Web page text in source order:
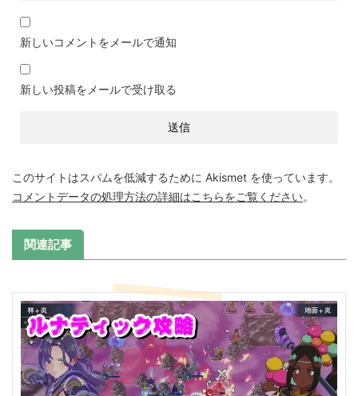
新しいコメントをメールで通知
新しい投稿をメールで受け取る
このサイトはスパムを低減するために Akismet を使っています。
コメントデータの処理方法の詳細はこちらをご覧ください。
関連記事